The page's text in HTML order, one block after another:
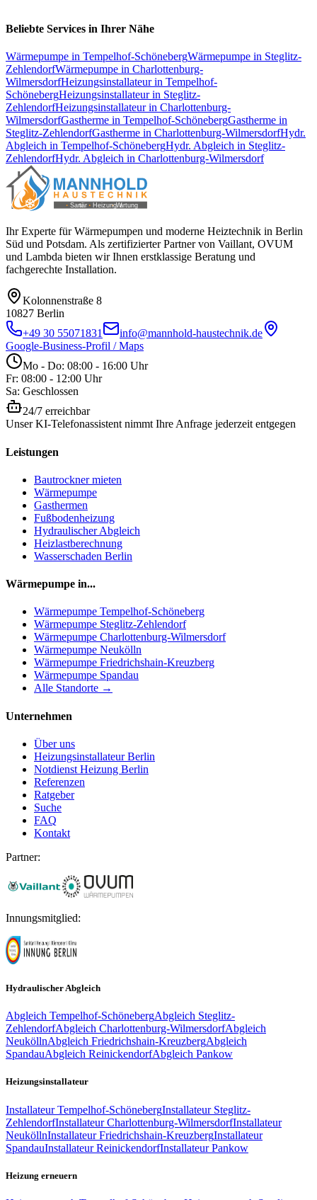
Beliebte Services in Ihrer Nähe
Wärmepumpe in Tempelhof-SchönebergWärmepumpe in Steglitz-
ZehlendorfWärmepumpe in Charlottenburg-
WilmersdorfHeizungsinstallateurin Tempelhof-
SchönebergHeizungsinstallateurin Steglitz-
ZehlendorfHeizungsinstallateurin Charlottenburg-
WilmersdorfGastherme in Tempelhof-SchönebergGastherme in
Steglitz-ZehlendorfGastherme in Charlottenburg-WilmersdorfHydr.
Abgleich in Tempelhof-SchönebergHydr. Abgleich in Steglitz-
ZehlendorfHydr. Abgleich in Charlottenburg-Wilmersdorf
Ihr Experte für Wärmepumpen und moderne Heiztechnik in Berlin
Süd und Potsdam. Als zertifizierter Partner von Vaillant, OVUM
und Lambda bieten wir Ihnen erstklassige Beratung und
fachgerechte Installation.
Kolonnenstraße 8
10827 Berlin
+49 30 55071831
info@mannhold-haustechnik.de
Google-Business-Profil / Maps
Mo - Do: 08:00 - 16:00 Uhr
Fr: 08:00 - 12:00 Uhr
Sa: Geschlossen
24/7 erreichbar
Unser KI-Telefonassistent nimmt Ihre Anfrage jederzeit entgegen
Leistungen
Bautrockner mieten
Wärmepumpe
Gasthermen
Fußbodenheizung
Hydraulischer Abgleich
Heizlastberechnung
Wasserschaden Berlin
Wärmepumpe in...
Wärmepumpe Tempelhof-Schöneberg
Wärmepumpe Steglitz-Zehlendorf
Wärmepumpe Charlottenburg-Wilmersdorf
Wärmepumpe Neukölln
Wärmepumpe Friedrichshain-Kreuzberg
Wärmepumpe Spandau
Alle Standorte →
Unternehmen
Über uns
Heizungsinstallateur Berlin
Notdienst Heizung Berlin
Referenzen
Ratgeber
Suche
FAQ
Kontakt
Partner:
Innungsmitglied:
Hydraulischer Abgleich
Abgleich Tempelhof-SchönebergAbgleich Steglitz-
ZehlendorfAbgleich Charlottenburg-WilmersdorfAbgleich
NeuköllnAbgleich Friedrichshain-KreuzbergAbgleich
SpandauAbgleich ReinickendorfAbgleich Pankow
Heizungsinstallateur
Installateur Tempelhof-SchönebergInstallateur Steglitz-
ZehlendorfInstallateur Charlottenburg-WilmersdorfInstallateur
NeuköllnInstallateur Friedrichshain-KreuzbergInstallateur
SpandauInstallateur ReinickendorfInstallateur Pankow
Heizung erneuern